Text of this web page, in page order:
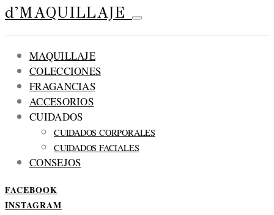
d'MAQUILLAJE
MAQUILLAJE
COLECCIONES
FRAGANCIAS
ACCESORIOS
CUIDADOS
CUIDADOS CORPORALES
CUIDADOS FACIALES
CONSEJOS
FACEBOOK
INSTAGRAM